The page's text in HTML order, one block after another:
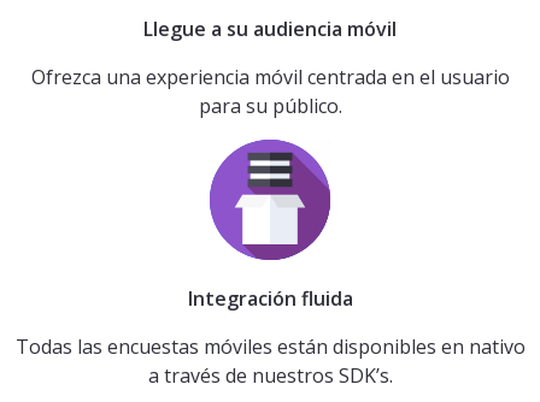
Llegue a su audiencia móvil
Ofrezca una experiencia móvil centrada en el usuario
para su público.
Integración fluida
Todas las encuestas móviles están disponibles en nativo
a través de nuestros SDK’s.